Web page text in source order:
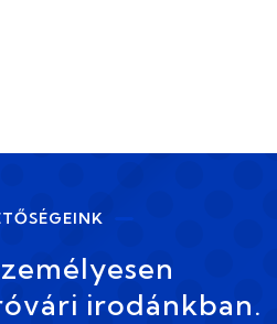
irodánkban.